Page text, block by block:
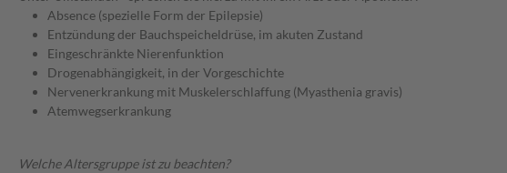
Absence (spezielle Form der Epilepsie)
Entzündung der Bauchspeicheldrüse, im akuten Zustand
Eingeschränkte Nierenfunktion
Drogenabhängigkeit, in der Vorgeschichte
Nervenerkrankung mit Muskelerschlaffung (Myasthenia gravis)
Atemwegserkrankung
Welche Altersgruppe ist zu beachten?